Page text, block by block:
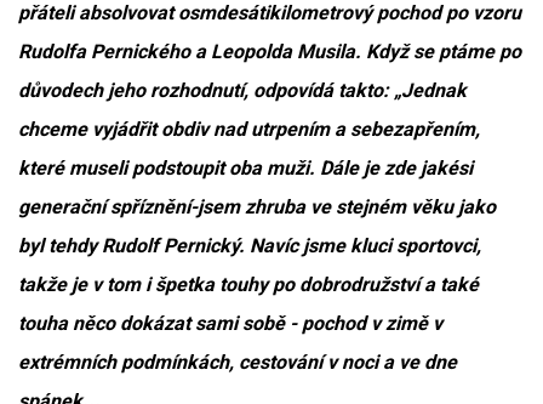
přáteli absolvovat osmdesátikilometrový pochod po vzoru
Rudolfa Pernického a Leopolda Musila. Když se ptáme po
důvodech jeho rozhodnutí, odpovídá takto: „Jednak
chceme vyjádřit obdiv nad utrpením a sebezapřením,
které museli podstoupit oba muži. Dále je zde jakési
generační spříznění-jsem zhruba ve stejném věku jako
byl tehdy Rudolf Pernický. Navíc jsme kluci sportovci,
takže je v tom i špetka touhy po dobrodružství a také
touha něco dokázat sami sobě - pochod v zimě v
extrémních podmínkách, cestování v noci a ve dne